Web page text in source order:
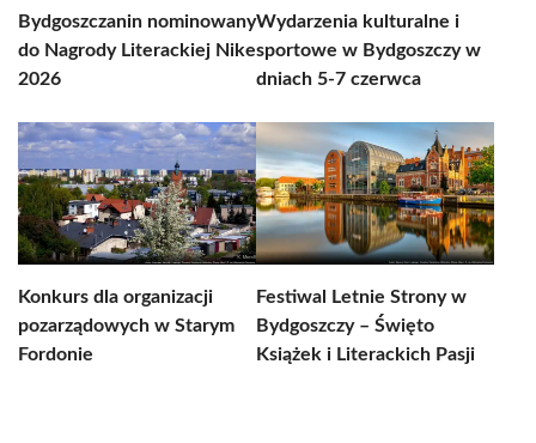
Bydgoszczanin nominowany
do Nagrody Literackiej Nike
2026
Wydarzenia kulturalne i
sportowe w Bydgoszczy w
dniach 5-7 czerwca
Konkurs dla organizacji
pozarządowych w Starym
Fordonie
Festiwal Letnie Strony w
Bydgoszczy – Święto
Książek i Literackich Pasji